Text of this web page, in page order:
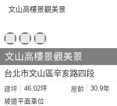
文山高樓景觀美景
台北市文山區辛亥路四段
建坪 46.02坪 屋齡 30.9年
坡道平面車位